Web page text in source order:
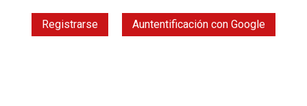
Registrarse Auntentificación con Google